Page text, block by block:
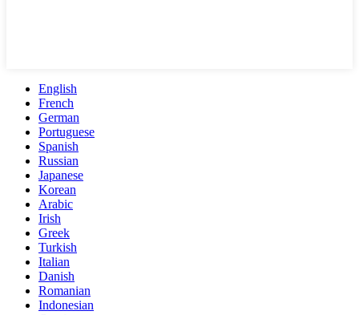
English
French
German
Portuguese
Spanish
Russian
Japanese
Korean
Arabic
Irish
Greek
Turkish
Italian
Danish
Romanian
Indonesian